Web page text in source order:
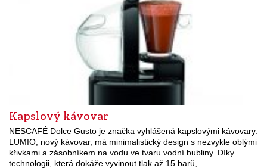
Kapslový kávovar
NESCAFÉ Dolce Gusto je značka vyhlášená kapslovými kávovary.
LUMIO, nový kávovar, má minimalistický design s nezvykle oblými
křivkami a zásobníkem na vodu ve tvaru vodní bubliny. Díky
technologii, která dokáže vyvinout tlak až 15 barů,…